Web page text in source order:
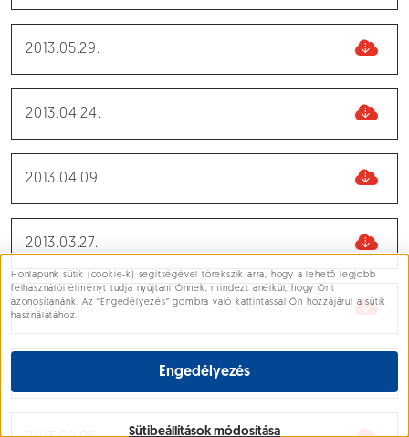
Süti beállítások
Honlapunk sütik (cookie-k) segítségével törekszik arra, hogy a lehető legjobb
felhasználói élményt tudja nyújtani Önnek, mindezt anélkül, hogy Önt
azonosítanánk. Az “Engedélyezés” gombra való kattintással Ön hozzájárul a sütik
használatához.
Engedélyezés
Sütibeállítások módosítása
2013.05.29.
2013.04.24.
2013.04.09.
2013.03.27.
2013.03.11.